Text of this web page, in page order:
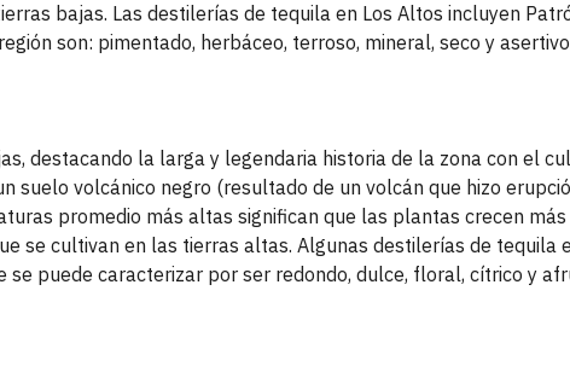
bajas. Las destilerías de tequila en Los Altos incluyen
son: pimentado, herbáceo, terroso, mineral, seco y
destacando la larga y legendaria historia de la zona con el
suelo volcánico negro (resultado de un volcán que hizo
promedio más altas significan que las plantas crecen
se cultivan en las tierras altas. Algunas destilerías de tequila
puede caracterizar por ser redondo, dulce, floral, cítrico y